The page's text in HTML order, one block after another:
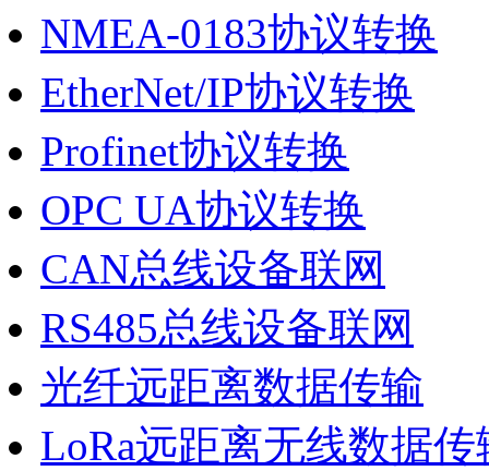
NMEA-0183协议转换
EtherNet/IP协议转换
Profinet协议转换
OPC UA协议转换
CAN总线设备联网
RS485总线设备联网
光纤远距离数据传输
LoRa远距离无线数据传